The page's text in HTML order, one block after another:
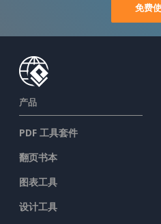
免费
产品
PDF 工具套件
翻页书本
图表工具
设计工具